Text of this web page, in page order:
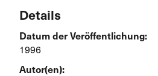
Details
Datum der Veröffentlichung:
1996
Autor(en):